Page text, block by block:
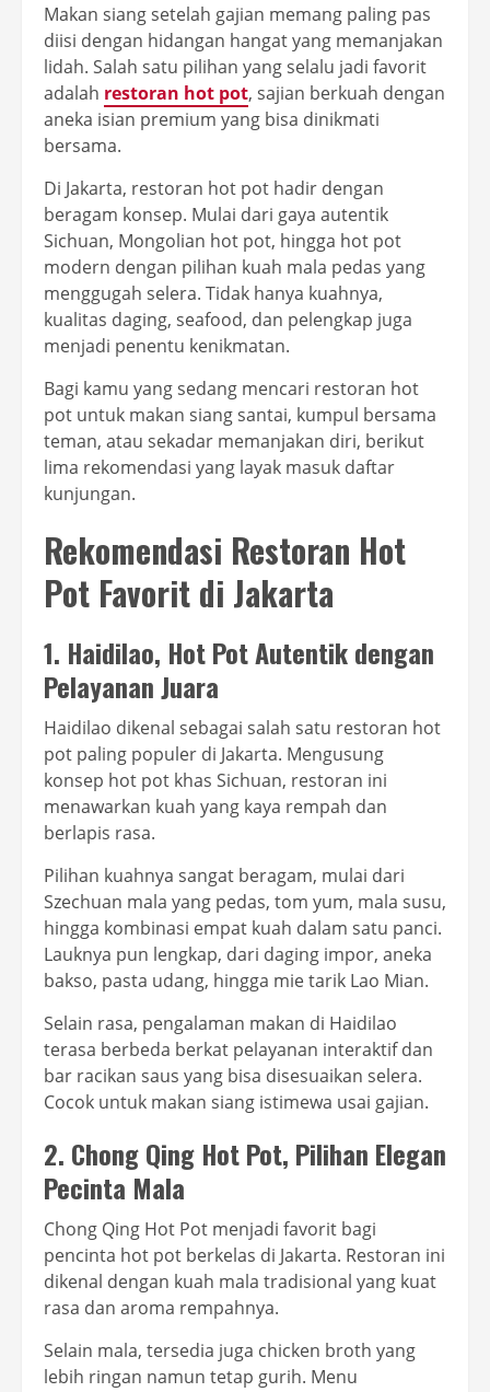
Makan siang setelah gajian memang paling pas
diisi dengan hidangan hangat yang memanjakan
lidah. Salah satu pilihan yang selalu jadi favorit
adalah restoran hot pot, sajian berkuah dengan
aneka isian premium yang bisa dinikmati
bersama.
Di Jakarta, restoran hot pot hadir dengan
beragam konsep. Mulai dari gaya autentik
Sichuan, Mongolian hot pot, hingga hot pot
modern dengan pilihan kuah mala pedas yang
menggugah selera. Tidak hanya kuahnya,
kualitas daging, seafood, dan pelengkap juga
menjadi penentu kenikmatan.
Bagi kamu yang sedang mencari restoran hot
pot untuk makan siang santai, kumpul bersama
teman, atau sekadar memanjakan diri, berikut
lima rekomendasi yang layak masuk daftar
kunjungan.
Rekomendasi Restoran Hot
Pot Favorit di Jakarta
1. Haidilao, Hot Pot Autentik dengan
Pelayanan Juara
Haidilao dikenal sebagai salah satu restoran hot
pot paling populer di Jakarta. Mengusung
konsep hot pot khas Sichuan, restoran ini
menawarkan kuah yang kaya rempah dan
berlapis rasa.
Pilihan kuahnya sangat beragam, mulai dari
Szechuan mala yang pedas, tom yum, mala susu,
hingga kombinasi empat kuah dalam satu panci.
Lauknya pun lengkap, dari daging impor, aneka
bakso, pasta udang, hingga mie tarik Lao Mian.
Selain rasa, pengalaman makan di Haidilao
terasa berbeda berkat pelayanan interaktif dan
bar racikan saus yang bisa disesuaikan selera.
Cocok untuk makan siang istimewa usai gajian.
2. Chong Qing Hot Pot, Pilihan Elegan
Pecinta Mala
Chong Qing Hot Pot menjadi favorit bagi
pencinta hot pot berkelas di Jakarta. Restoran ini
dikenal dengan kuah mala tradisional yang kuat
rasa dan aroma rempahnya.
Selain mala, tersedia juga chicken broth yang
lebih ringan namun tetap gurih. Menu